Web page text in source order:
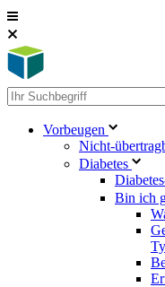
Vorbeugen
Nicht-
Diabetes
Bin ich